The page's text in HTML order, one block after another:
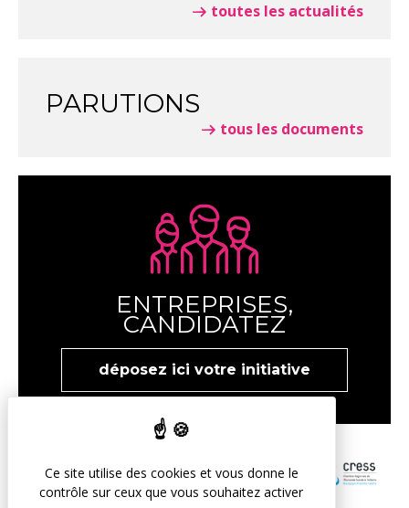
toutes les actualités
PARUTIONS
tous les documents
ENTREPRISES,
CANDIDATEZ
déposez ici votre initiative
Ce site utilise des cookies et vous donne le
contrôle sur ceux que vous souhaitez activer